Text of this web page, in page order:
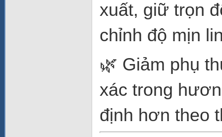
xuất, giữ trọn
chỉnh độ mịn
🌿 Giảm phụ
xác trong
định hơn theo